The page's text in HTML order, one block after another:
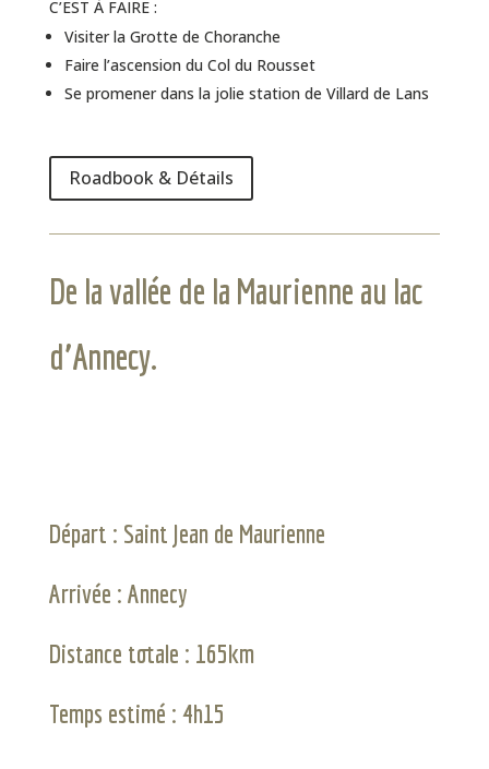
C’EST À FAIRE :
Visiter la Grotte de Choranche
Faire l’ascension du Col du Rousset
Se promener dans la jolie station de Villard de Lans
Roadbook & Détails
De la vallée de la Maurienne au lac
d’Annecy.
Départ : Saint Jean de Maurienne
Arrivée : Annecy
Distance totale : 165km
Temps estimé : 4h15